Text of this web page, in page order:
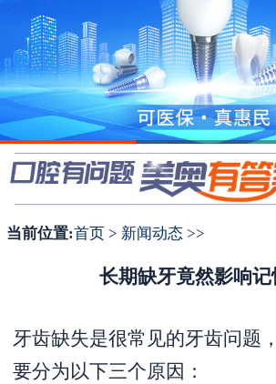
1 2
当前位置:首页 > 新闻动态 >>
长期缺牙竟然影响记
牙齿缺失是很常见的牙齿问题
要分为以下三个原因：